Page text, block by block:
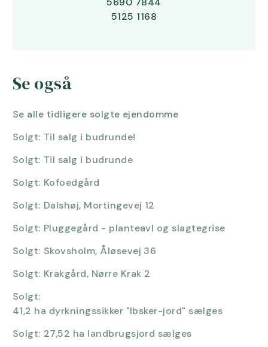
5125 1168
Se også
Se alle tidligere solgte ejendomme
Solgt: Til salg i budrunde!
Solgt: Til salg i budrunde
Solgt: Kofoedgård
Solgt: Dalshøj, Mortingevej 12
Solgt: Pluggegård - planteavl og slagtegrise
Solgt: Skovsholm, Åløsevej 36
Solgt: Krakgård, Nørre Krak 2
Solgt:
41,2 ha dyrkningssikker "Ibsker-jord" sælges
Solgt: 27,52 ha landbrugsjord sælges